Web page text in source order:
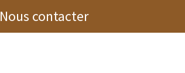
Nous contacter